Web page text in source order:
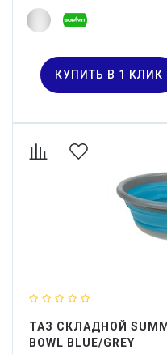
КУПИТЬ В 1 КЛИК
ТАЗ СКЛАДНОЙ
BOWL BLUE/GREY